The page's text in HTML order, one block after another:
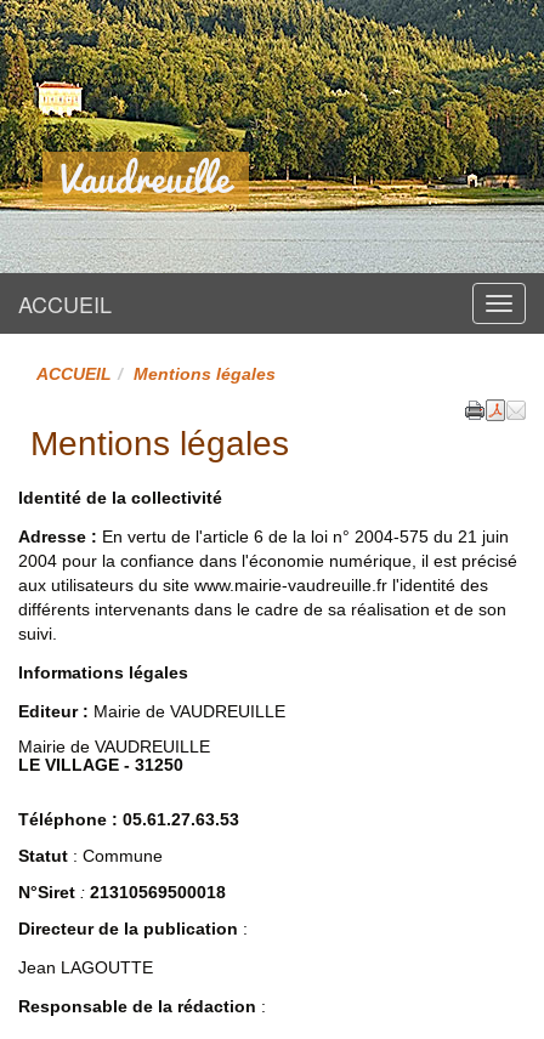
Vaudreuille
Site officiel
Menu
ACCUEIL
ACCUEIL Mentions légales
Mentions légales
Identité de la collectivité
Adresse : En vertu de l'article 6 de la loi n° 2004-575 du 21 juin
2004 pour la confiance dans l'économie numérique, il est précisé
aux utilisateurs du site www.mairie-vaudreuille.fr l'identité des
différents intervenants dans le cadre de sa réalisation et de son
suivi.
Informations légales
Editeur : Mairie de VAUDREUILLE
Mairie de VAUDREUILLE
LE VILLAGE - 31250
Téléphone : 05.61.27.63.53
Statut : Commune
N°Siret : 21310569500018
Directeur de la publication :
Jean LAGOUTTE
Responsable de la rédaction :